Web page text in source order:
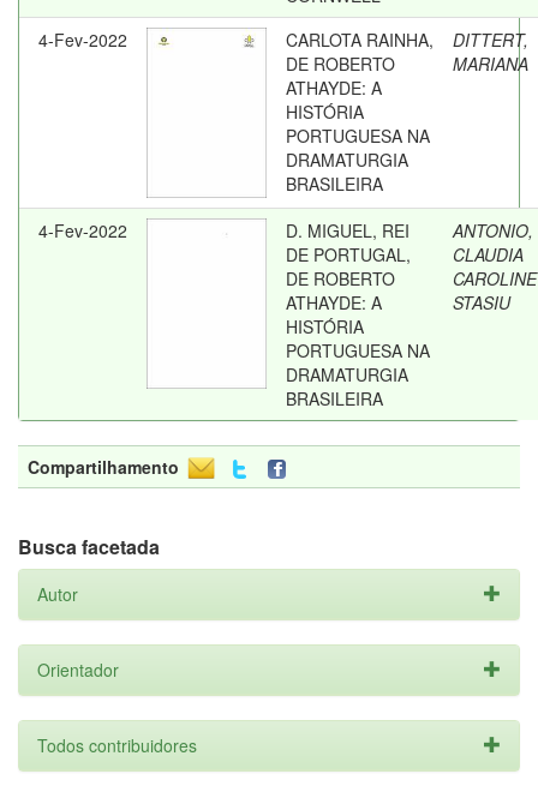
4-Fev-2022
CARLOTA RAINHA,
DE ROBERTO
ATHAYDE: A
HISTÓRIA
PORTUGUESA NA
DRAMATURGIA
BRASILEIRA
DITTERT,
MARIANA
4-Fev-2022
D. MIGUEL, REI
DE PORTUGAL,
DE ROBERTO
ATHAYDE: A
HISTÓRIA
PORTUGUESA NA
DRAMATURGIA
BRASILEIRA
ANTONIO,
CLAUDIA
CAROLINE
STASIU
Compartilhamento
Busca facetada
Autor
Orientador
Todos contribuidores